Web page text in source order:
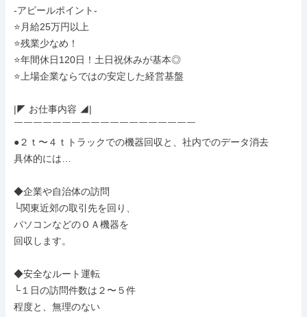
-アピールポイント-
⭐月給25万円以上
⭐残業少なめ！
⭐年間休日120日！土日祝休みが基本◎
⭐上場企業ならではの安定した経営基盤
|◤ お仕事内容 ◢|
￣￣￣￣￣￣￣￣￣￣￣￣￣￣￣￣￣￣￣
●２ｔ〜４ｔトラックでの機器回収と、社内でのデータ消去
具体的には…
◆企業や自治体の訪問
└関東近郊の取引先を回り、
パソコンなどのＯＡ機器を
回収します。
◆安全なルート運転
└１日の訪問件数は２〜５件
程度と、無理のない